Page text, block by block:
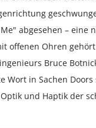
abgesehen – eine
offenen Ohren
Bruce
Wort in Sachen
und Haptik der